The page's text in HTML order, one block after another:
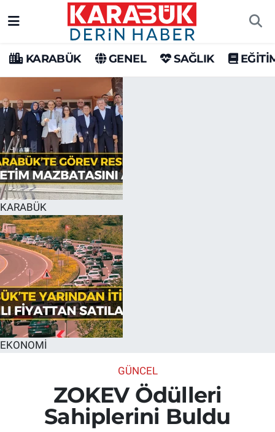
KARABÜK GENEL SAĞLIK
KARABÜK
EKONOMİ
GÜNCEL
ZOKEV Ödülleri
Sahiplerini Buldu
Karabük Hava Durumu
Karabük Trafik Yoğunluk Haritası
Süper Lig Puan Durumu ve Fikstür
Tüm Manşetler
Son Dakika Haberleri
Haber Arşivi